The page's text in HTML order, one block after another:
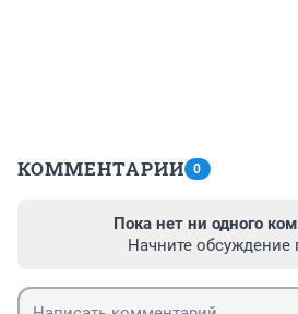
КОММЕНТАРИИ 0
Пока нет ни одного
Начните